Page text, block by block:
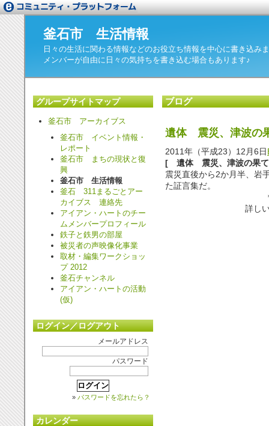
釜石市 生活情報
日々の生活に関わる情報などのお役立ち情報を中心に書き込み
メンバーが自由に日々の気持ちを書き込む場合もあります♪
ブログ
遺体 震災、津波
2011年（平成23）12月6日
[ 遺体 震災、津波の果
震災直後から2か月半、岩
た証言集だ。
詳し
グループサイトマップ
釜石市 アーカイブス
釜石市 イベント情報・
レポート
釜石市 まちの現状と復
興
釜石市 生活情報
釜石 311まるごとアー
カイブス 連絡先
アイアン・ハートのチー
ムメンバープロフィール
鉄子と鉄男の部屋
被災者の声映像化事業
取材・編集ワークショッ
プ 2012
釜石チャンネル
アイアン・ハートの活動
(仮)
ログイン／ログアウト
メールアドレス
パスワード
» パスワードを忘れたら？
カレンダー